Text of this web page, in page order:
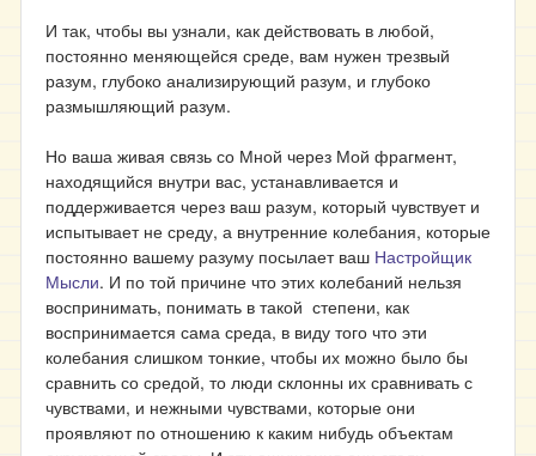
И так, чтобы вы узнали, как действовать в любой,
постоянно меняющейся среде, вам нужен трезвый
разум, глубоко анализирующий разум, и глубоко
размышляющий разум.
Но ваша живая связь со Мной через Мой фрагмент,
находящийся внутри вас, устанавливается и
поддерживается через ваш разум, который чувствует и
испытывает не среду, а внутренние колебания, которые
постоянно вашему разуму посылает ваш Настройщик
Мысли. И по той причине что этих колебаний нельзя
воспринимать, понимать в такой степени, как
воспринимается сама среда, в виду того что эти
колебания слишком тонкие, чтобы их можно было бы
сравнить со средой, то люди склонны их сравнивать с
чувствами, и нежными чувствами, которые они
проявляют по отношению к каким нибудь объектам